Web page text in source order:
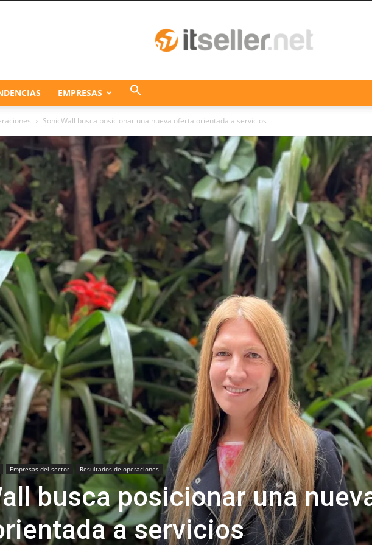
Centroamérica
EMPRESAS
SonicWall busca posicionar una nueva oferta orientada a servicios
Empresas del sector Resultados de operaciones
busca posicionar una
a servicios